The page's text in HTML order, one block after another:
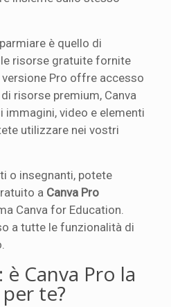
è quello di
risorse gratuite fornite
versione Pro offre accesso
risorse premium, Canva
video e elementi
utilizzare nei vostri
o insegnanti, potete
a Canva Pro
Canva for Education.
a tutte le funzionalità di
Canva Pro la
te?